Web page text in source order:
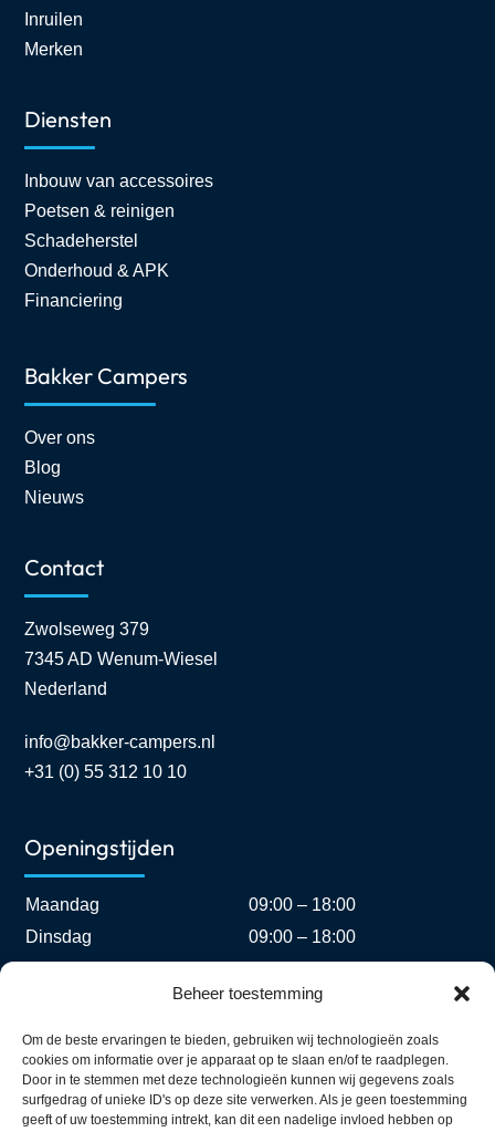
Beheer toestemming
Om de beste ervaringen te bieden, gebruiken wij technologieën zoals
cookies om informatie over je apparaat op te slaan en/of te raadplegen.
Door in te stemmen met deze technologieën kunnen wij gegevens zoals
surfgedrag of unieke ID's op deze site verwerken. Als je geen toestemming
geeft of uw toestemming intrekt, kan dit een nadelige invloed hebben op
Inruilen
Merken
Diensten
Inbouw van accessoires
Poetsen & reinigen
Schadeherstel
Onderhoud & APK
Financiering
Bakker Campers
Over ons
Blog
Nieuws
Contact
Zwolseweg 379
7345 AD Wenum-Wiesel
Nederland
info@bakker-campers.nl
+31 (0) 55 312 10 10
Openingstijden
Maandag
09:00 – 18:00
Dinsdag
09:00 – 18:00
09:00 – 18:00
Vrijdag
09:00 – 18:00
Zaterdag
09:00 – 17:00
Zondag
Gesloten